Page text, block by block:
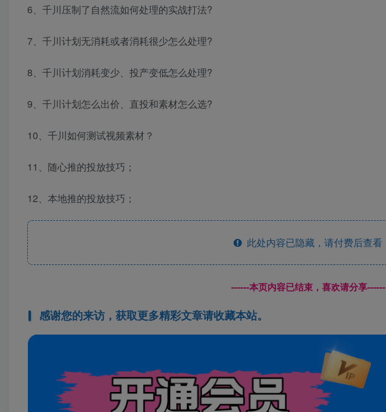
6、千川压制了自然流如何处理的实战打法?
7、千川计划无消耗或者消耗很少怎么处理?
8、千川计划消耗变少、投产变低怎么处理?
9、千川计划怎么出价、直投和素材怎么选?
10、千川如何测试视频素材？
11、随心推的投放技巧；
12、本地推的投放技巧；
此处内容已隐藏，请付费后查看
------本页内容已结束，喜欢请分享------
感谢您的来访，获取更多精彩文章请收藏本站。